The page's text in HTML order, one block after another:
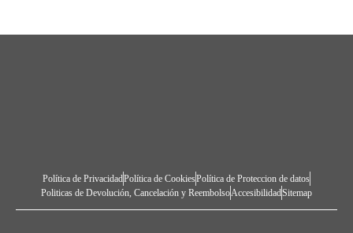
Política de PrivacidadPolítica de CookiesPolítica de Proteccion de datos
Politicas de Devolución, Cancelación y ReembolsoAccesibilidadSitemap